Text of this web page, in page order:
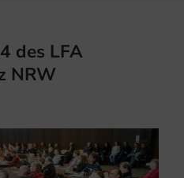
des LFA
NRW